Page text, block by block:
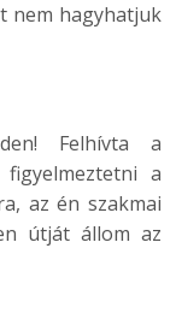
nem hagyhatjuk
Felhívta a
a
az én szakmai
útját állom az